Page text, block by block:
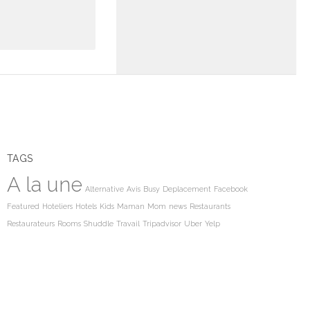
TAGS
A la une Alternative Avis Busy Deplacement Facebook
Featured Hoteliers Hotels Kids Maman Mom news Restaurants
Restaurateurs Rooms Shuddle Travail Tripadvisor Uber Yelp